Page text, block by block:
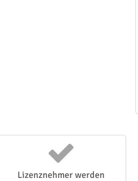
Lizenznehmer werden